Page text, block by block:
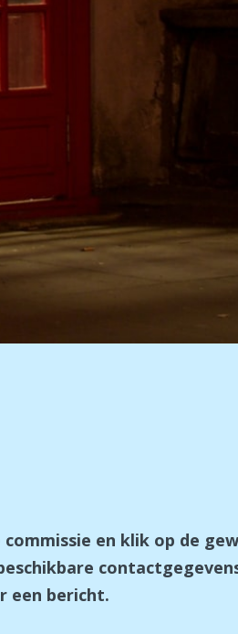
en klik op de
een bericht.